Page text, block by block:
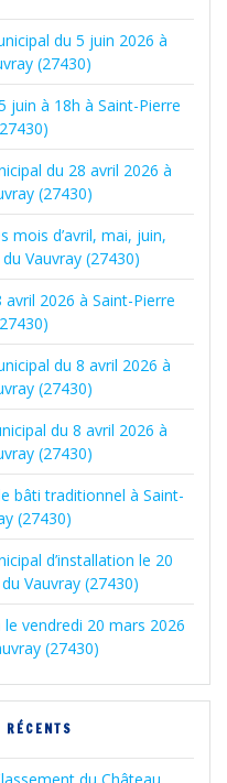
du 5 juin 2026 à
(27430)
juin à 18h à Saint-Pierre
du 28 avril 2026 à
(27430)
mois d’avril, mai, juin,
Vauvray (27430)
2026 à Saint-Pierre
du 8 avril 2026 à
(27430)
du 8 avril 2026 à
(27430)
bâti traditionnel à Saint-
(27430)
d’installation le 20
Vauvray (27430)
le vendredi 20 mars 2026
(27430)
RÉCENTS